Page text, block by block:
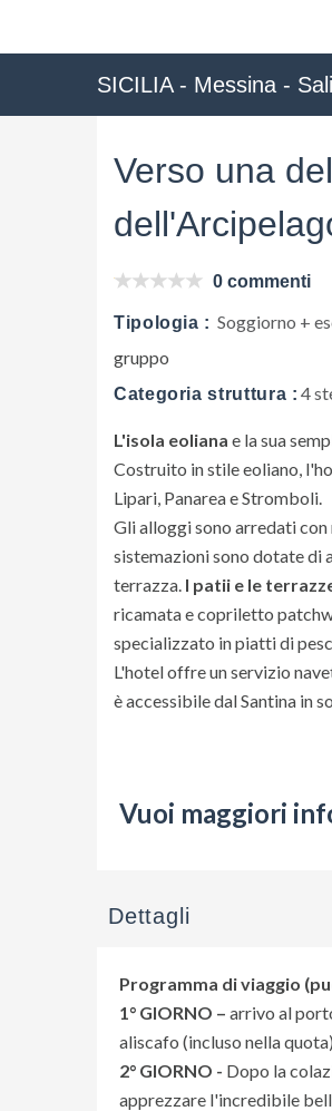
SICILIA - Messina -
Verso una
0 commenti
Tipologia : Soggiorno +
gruppo
Categoria struttura : 4
L'isola eoliana e la sua
Costruito in stile eoliano,
Lipari, Panarea e Stromboli.
Gli alloggi sono arredati
sistemazioni sono dotate di
terrazza. I patii e le
ricamata e copriletto
specializzato in piatti di
L'hotel offre un servizio
è accessibile dal Santina in
Vuoi maggiori
Dettagli
Programma di viaggio
1° GIORNO – arrivo al
aliscafo (incluso nella
2° GIORNO - Dopo la
apprezzare l'incredibile